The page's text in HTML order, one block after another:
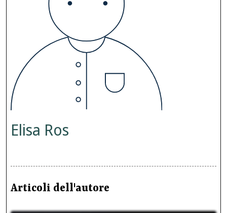
Elisa Ros
Articoli dell'autore